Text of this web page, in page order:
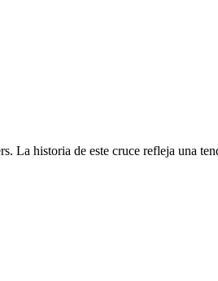
La historia de este cruce refleja una